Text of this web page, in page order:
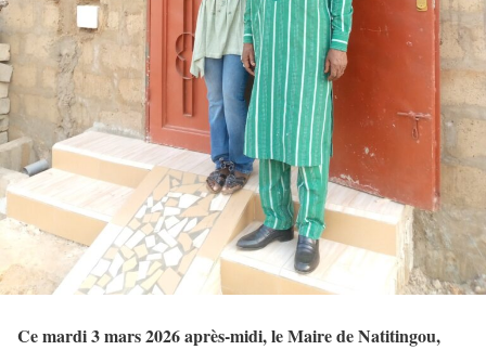
Ce mardi 3 mars 2026 après-midi, le Maire de Natitingou,